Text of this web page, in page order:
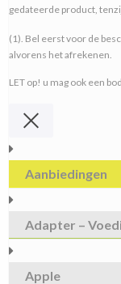
gedateerde product,
(1). Bel eerst voor de
alvorens het afrekenen.
LET op! u mag ook een
Aanbiedingen
Adapter –
Apple